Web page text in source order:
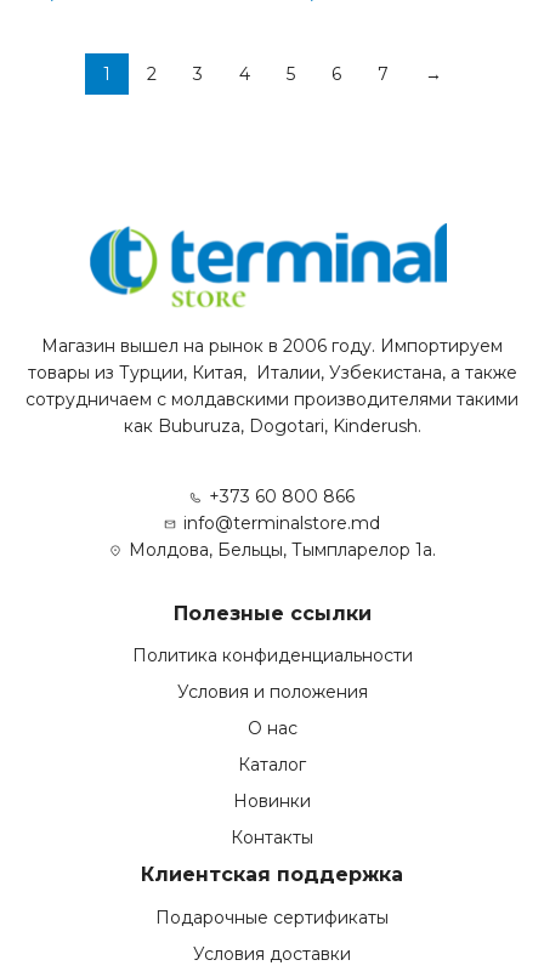
1 2 3 4 5 6 7 →
Магазин вышел на рынок в 2006 году. Импортируем
товары из Турции, Китая, Италии, Узбекистана, а также
сотрудничаем с молдавскими производителями такими
как Buburuza, Dogotari, Kinderush.
+373 60 800 866
info@terminalstore.md
Молдова, Бельцы, Тымпларелор 1а.
Полезные ссылки
Политика конфиденциальности
Условия и положения
О нас
Каталог
Новинки
Контакты
Клиентская поддержка
Подарочные сертификаты
Условия доставки